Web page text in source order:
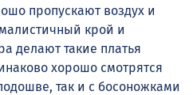
пропускают воздух и
крой и
делают такие платья
хорошо смотрятся
так и с босоножками